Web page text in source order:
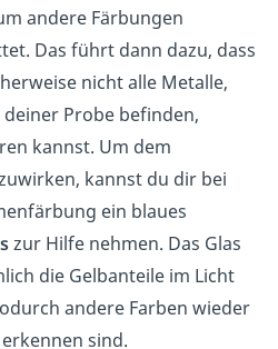
andere Färbungen
Das führt dann dazu, dass
nicht alle Metalle,
deiner Probe befinden,
kannst. Um dem
kannst du dir bei
ein blaues
zur Hilfe nehmen. Das Glas
die Gelbanteile im Licht
andere Farben wieder
sind.